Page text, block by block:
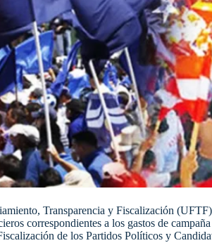
Transparencia y Fiscalización
correspondientes a los gastos de
de los Partidos Políticos y